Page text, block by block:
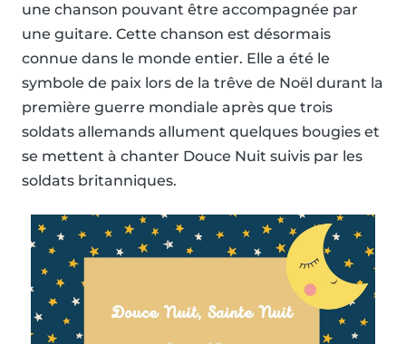
une chanson pouvant être accompagnée par
une guitare. Cette chanson est désormais
connue dans le monde entier. Elle a été le
symbole de paix lors de la trêve de Noël durant la
première guerre mondiale après que trois
soldats allemands allument quelques bougies et
se mettent à chanter Douce Nuit suivis par les
soldats britanniques.